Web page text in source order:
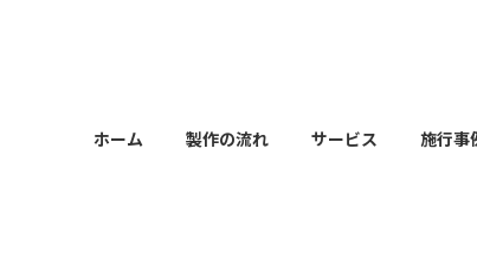
ホーム 製作の流れ サービス 施行事